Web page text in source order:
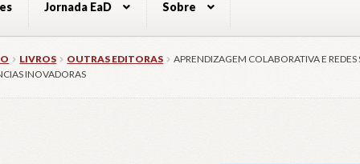
Jornada EaD Sobre
LIVROS OUTRAS EDITORAS
APRENDIZAGEM COLABORATIVA E REDES
INOVADORAS